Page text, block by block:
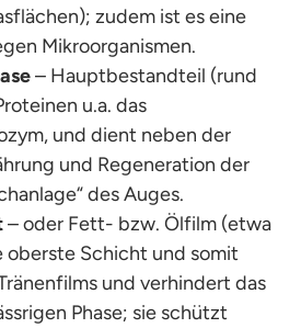
zudem ist es eine
Mikroorganismen.
– Hauptbestandteil (rund
u.a. das
und dient neben der
und Regeneration der
des Auges.
– oder Fett- bzw. Ölfilm (etwa
oberste Schicht und somit
und verhindert das
Phase; sie schützt